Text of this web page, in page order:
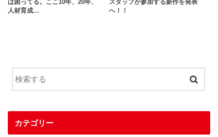
は困ってる。ここ10年、20年、
人材育成…
スタッフが参加する新作を発表
へ！！
カテゴリー